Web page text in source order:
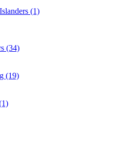
(1)
(34)
(19)